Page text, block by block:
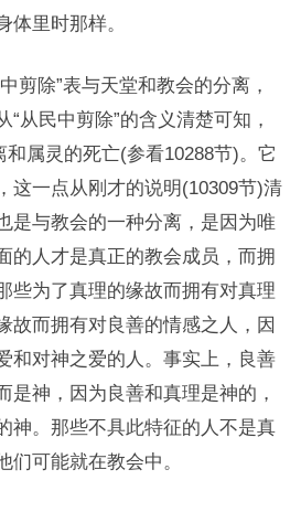
体里时那样。
剪除”表与天堂和教会的分离，
“从民中剪除”的含义清楚可知，
和属灵的死亡(参看10288节)。它
这一点从刚才的说明(10309节)清
是与教会的一种分离，是因为唯
的人才是真正的教会成员，而拥
些为了真理的缘故而拥有对真理
故而拥有对良善的情感之人，因
和对神之爱的人。事实上，良善
是神，因为良善和真理是神的，
神。那些不具此特征的人不是真
们可能就在教会中。